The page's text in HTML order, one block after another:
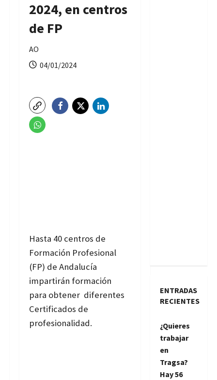
2024, en centros
de FP
AO
04/01/2024
Hasta 40 centros de
Formación Profesional
(FP) de Andalucía
impartirán formación
para obtener diferentes
Certificados de
profesionalidad.
ENTRADAS
RECIENTES
¿Quieres
trabajar
en
Tragsa?
Hay 56